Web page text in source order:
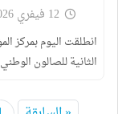
12 فيفري 2026
انطلقت اليوم بمركز
الثانية للصالون